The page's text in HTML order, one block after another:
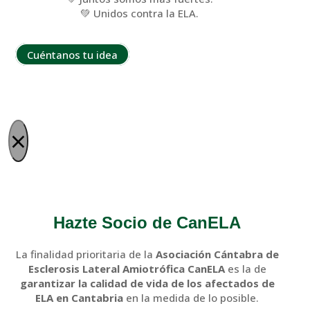
💚 Unidos contra la ELA.
Cuéntanos tu idea
×
Hazte Socio de CanELA
La finalidad prioritaria de la Asociación Cántabra de
Esclerosis Lateral Amiotrófica CanELAes la de
garantizar la calidad de vida de los afectados de
ELA en Cantabria en la medida de lo posible.